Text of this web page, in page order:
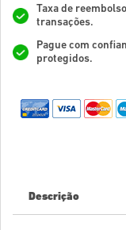
Taxa de
transações.
Pague com
protegidos.
Descrição